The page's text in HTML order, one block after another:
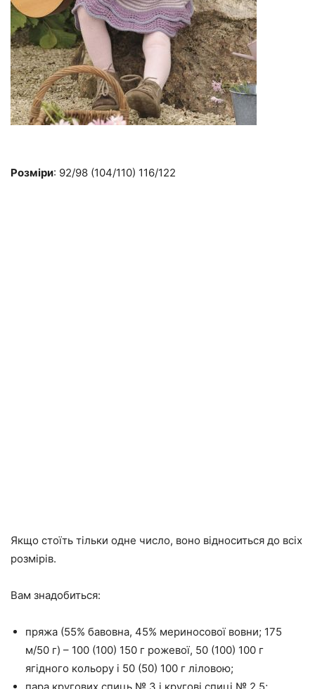
Розміри: 92/98 (104/110) 116/122
Якщо стоїть тільки одне число, воно відноситься до всіх
розмірів.
Вам знадобиться:
пряжа (55% бавовна, 45% мериносової вовни; 175
м/50 г) – 100 (100) 150 г рожевої, 50 (100) 100 г
ягідного кольору і 50 (50) 100 г ліловою;